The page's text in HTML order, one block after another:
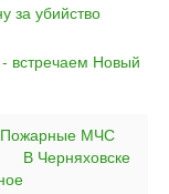
за убийство
встречаем Новый
МЧС
В Черняховске